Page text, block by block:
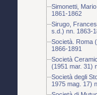
Simonetti,
1861-1862
Sirugo,
s.d.) nn. 1863-
Società. Roma
1866-1891
Società
(1951 mar. 31)
Società degli
1975 mag. 17)